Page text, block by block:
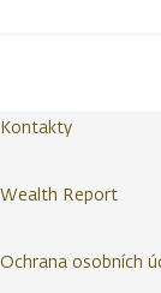
Kontakty
Wealth Report
Ochrana osobních